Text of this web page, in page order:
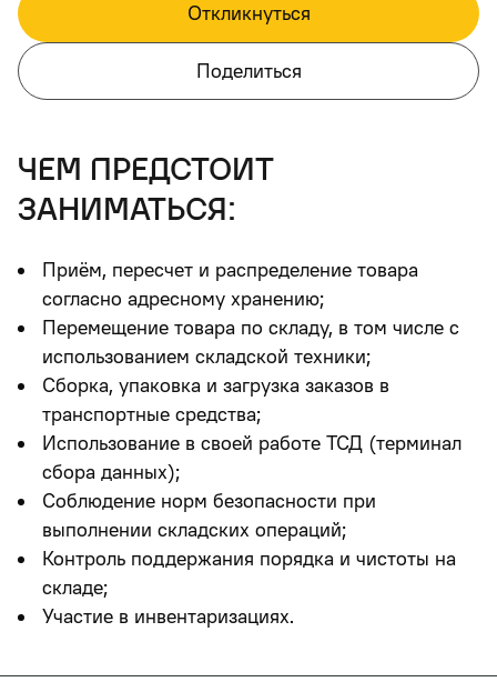
Откликнуться
Поделиться
чем предстоит
заниматься:
Приём, пересчет и распределение товара
согласно адресному хранению;
Перемещение товара по складу, в том числе с
использованием складской техники;
Сборка, упаковка и загрузка заказов в
транспортные средства;
Использование в своей работе ТСД (терминал
сбора данных);
Соблюдение норм безопасности при
выполнении складских операций;
Контроль поддержания порядка и чистоты на
складе;
Участие в инвентаризациях.